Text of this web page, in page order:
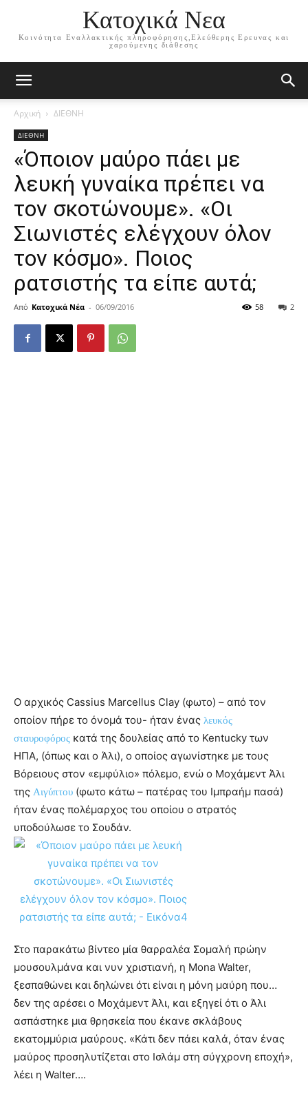
Κατοχικά Νεα
Κοινότητα Εναλλακτικής πληροφόρησης,Ελεύθερης Ερευνας και
χαρούμενης διάθεσης
Αρχική ΔΙΕΘΝΗ
ΔΙΕΘΝΗ
«Όποιον μαύρο πάει με
λευκή γυναίκα πρέπει να
τον σκοτώνουμε». «Οι
Σιωνιστές ελέγχουν όλον
τον κόσμο». Ποιος
ρατσιστής τα είπε αυτά;
Από Κατοχικά Νέα - 06/09/2016 2
58
Ο αρχικός Cassius Marcellus Clay (φωτο) – από τον
οποίον πήρε το όνομά του- ήταν ένας λευκός
σταυροφόρος κατά της δουλείας από το Kentucky των
ΗΠΑ, (όπως και ο Άλι), ο οποίος αγωνίστηκε με τους
Βόρειους στον «εμφύλιο» πόλεμο, ενώ ο Μοχάμεντ Άλι
της Αιγύπτου (φωτο κάτω – πατέρας του Ιμπραήμ πασά)
ήταν ένας πολέμαρχος του οποίου ο στρατός
υποδούλωσε το Σουδάν.
Στο παρακάτω βίντεο μία θαρραλέα Σομαλή πρώην
μουσουλμάνα και νυν χριστιανή, η Mona Walter,
ξεσπαθώνει και δηλώνει ότι είναι η μόνη μαύρη που…
δεν της αρέσει ο Μοχάμεντ Άλι, και εξηγεί ότι ο Άλι
ασπάστηκε μια θρησκεία που έκανε σκλάβους
εκατομμύρια μαύρους. «Κάτι δεν πάει καλά, όταν ένας
μαύρος προσηλυτίζεται στο Ισλάμ στη σύγχρονη εποχή»,
λέει η Walter….